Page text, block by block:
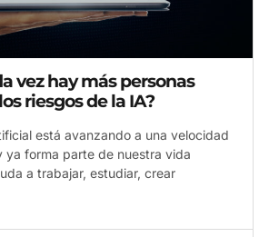
vez hay más personas
riesgos de la IA?
está avanzando a una velocidad
ya forma parte de nuestra vida
a trabajar, estudiar, crear